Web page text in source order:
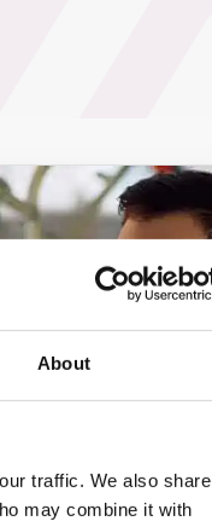
About
traffic. We also share
may combine it with